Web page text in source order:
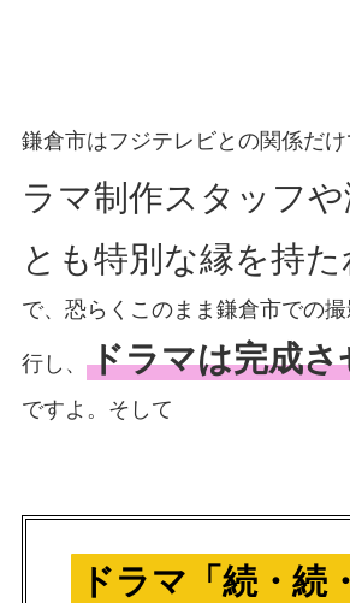
鎌倉市はフジテレビとの関係だけ
ラマ制作スタッフ
とも特別な縁を持
で、恐らくこのまま鎌倉市での
行し、 ドラマは完成さ
ですよ。そして
ドラマ「続・続